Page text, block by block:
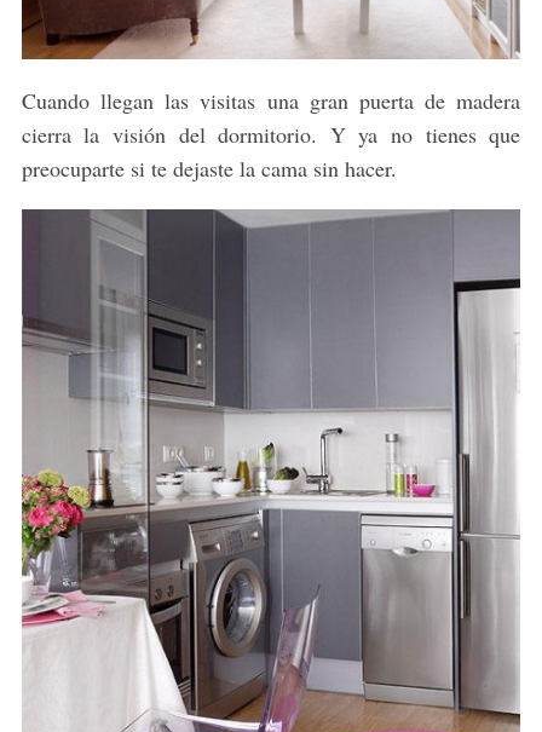
Cuando llegan las visitas una gran puerta de madera
cierra la visión del dormitorio. Y ya no tienes que
preocuparte si te dejaste la cama sin hacer.